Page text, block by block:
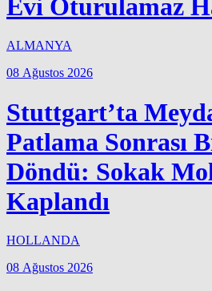
Evi Oturulamaz
ALMANYA
08 Ağustos 2026
Stuttgart’ta
Patlama Sonrası
Döndü: Sokak
Kaplandı
HOLLANDA
08 Ağustos 2026